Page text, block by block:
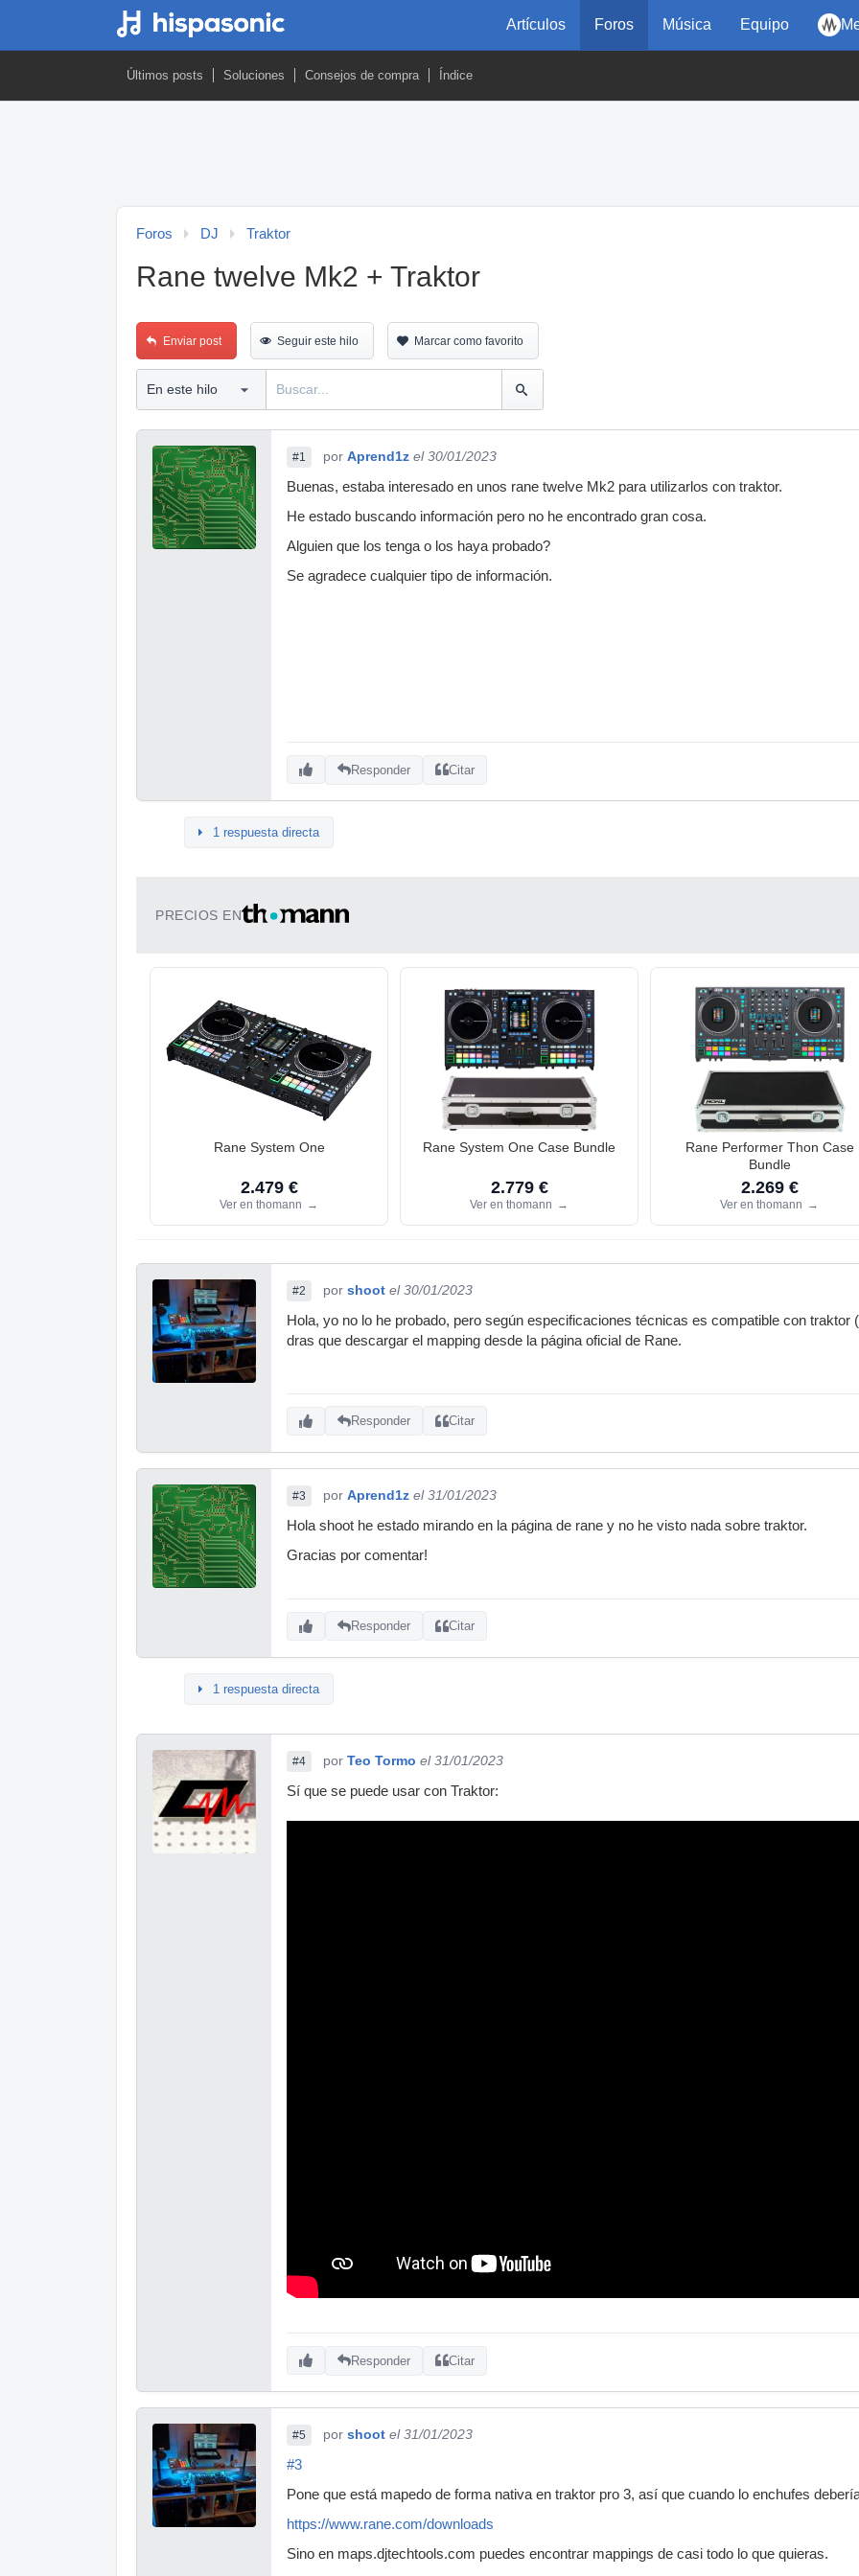
Artículos Foros Música Equipo
Últimos posts Soluciones Consejos de compra Índice
Foros DJ Traktor
Rane twelve Mk2 + Traktor
Enviar post Seguir este hilo Marcar como favorito
#1 por Aprend1z el 30/01/2023
Buenas, estaba interesado en unos rane twelve Mk2 para utilizarlos con traktor.
He estado buscando información pero no he encontrado gran cosa.
Alguien que los tenga o los haya probado?
Se agradece cualquier tipo de información.
Responder Citar
1 respuesta directa
PRECIOS EN
Rane System One
2.479 €
Ver en thomann →
Rane System One Case Bundle
2.779 €
Ver en thomann →
Rane Performer Thon Case
Bundle
2.269 €
Ver en thomann →
#2 por shoot el 30/01/2023
Hola, yo no lo he probado, pero según especificaciones técnicas es compatible con
dras que descargar el mapping desde la página oficial de Rane.
Responder Citar
#3 por Aprend1z el 31/01/2023
Hola shoot he estado mirando en la página de rane y no he visto nada sobre traktor.
Gracias por comentar!
Responder Citar
1 respuesta directa
#4 por Teo Tormo el 31/01/2023
Sí que se puede usar con Traktor:
Responder Citar
#5 por shoot el 31/01/2023
#3
Pone que está mapedo de forma nativa en traktor pro 3, así que cuando lo enchufes
https://www.rane.com/downloads
Sino en maps.djtechtools.com puedes encontrar mappings de casi todo lo que quieras.